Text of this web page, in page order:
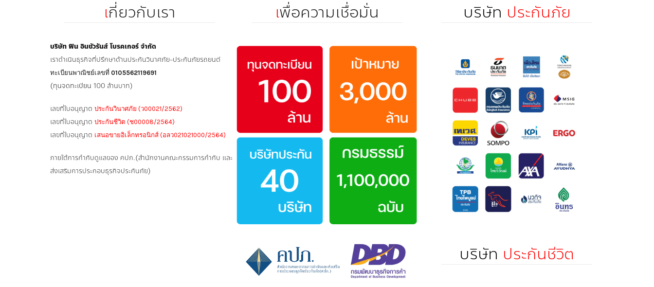
เกี่ยวกับเรา
บริษัท ฟิน อินชัวรันส์ โบรคเกอร์ จำกัด
เราดำเนินธุรกิจที่ปรึกษาด้านประกันวินาศภัย-ประกันภัยรถยนต์
ทะเบียนพาณิชย์เลขที่ 0105562119691
(ทุนจดทะเบียน 100 ล้านบาท)
เลขที่ใบอนุญาต ประกันวินาศภัย (ว00021/2562)
เลขที่ใบอนุญาต ประกันชีวิต (ช00008/2564)
เลขที่ใบอนุญาต เสนอขายอิเล็กทรอนิกส์ (อลว021021000/2564)
ภายใต้การกำกับดูแลของ คปภ.(สำนักงานคณะกรรมการกำกับ และ
ส่งเสริมการประกอบธุรกิจประกันภัย)
เพื่อความเชื่อมั่น บริษัท ประกันภัย
บริษัท ประกันชีวิต